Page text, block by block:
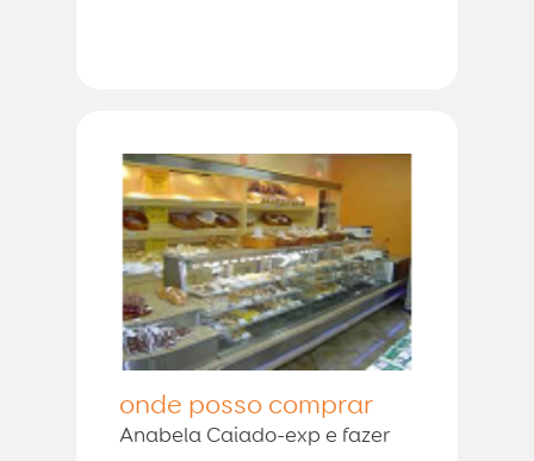
onde posso comprar
Anabela Caiado-exp e fazer